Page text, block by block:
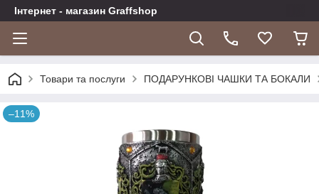
Інтернет - магазин Graffshop
Товари та послуги ПОДАРУНКОВІ ЧАШКИ ТА БОКАЛИ
–11%